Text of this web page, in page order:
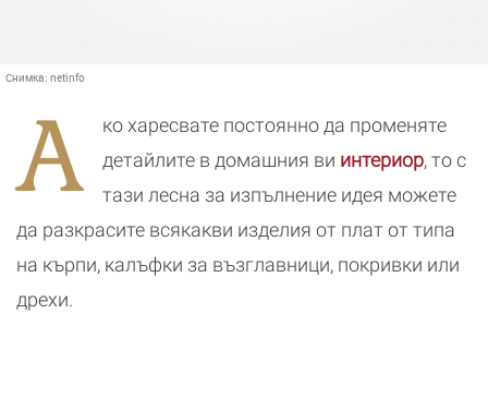
Снимка: netinfo
А
ко харесвате постоянно да променяте
детайлите в домашния ви интериор, то с
тази лесна за изпълнение идея можете
да разкрасите всякакви изделия от плат от типа
на кърпи, калъфки за възглавници, покривки или
дрехи.